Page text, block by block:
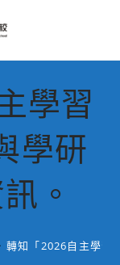
學習
學研
。
轉知「2026自主學習